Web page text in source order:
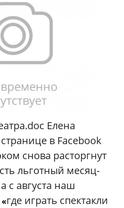
Елена
в Facebook
снова расторгнут
льготный месяц-
с августа наш
«где играть спектакли